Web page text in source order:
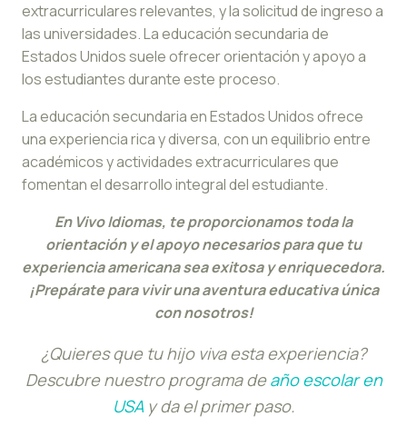
extracurriculares relevantes, y la solicitud de ingreso a
las universidades. La educación secundaria de
Estados Unidos suele ofrecer orientación y apoyo a
los estudiantes durante este proceso.
La educación secundaria en Estados Unidos ofrece
una experiencia rica y diversa, con un equilibrio entre
académicos y actividades extracurriculares que
fomentan el desarrollo integral del estudiante.
En Vivo Idiomas, te proporcionamos toda la
orientación y el apoyo necesarios para que tu
experiencia americana sea exitosa y enriquecedora.
¡Prepárate para vivir una aventura educativa única
con nosotros!
¿Quieres que tu hijo viva esta experiencia?
Descubre nuestro programa deaño escolar en
USAy da el primer paso.